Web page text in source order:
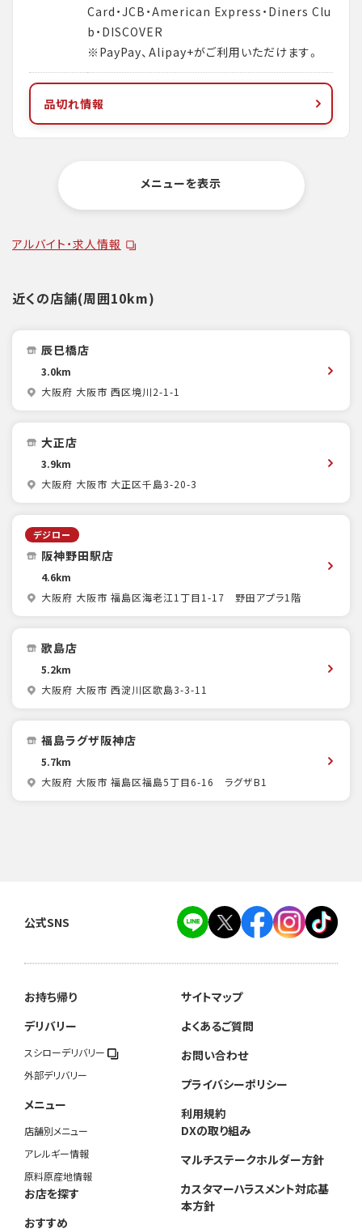
Card・JCB・American Express・Diners Clu
b・DISCOVER
※PayPay、Alipay+がご利用いただけます。
品切れ情報
メニューを表示
アルバイト・求人情報
近くの店舗(周囲10km)
辰巳橋店
3.0km
大阪府 大阪市 西区境川2-1-1
大正店
3.9km
大阪府 大阪市 大正区千島3-20-3
デジロー
阪神野田駅店
4.6km
大阪府 大阪市 福島区海老江1丁目1-17 野田アプラ1階
歌島店
5.2km
大阪府 大阪市 西淀川区歌島3-3-11
福島ラグザ阪神店
5.7km
大阪府 大阪市 福島区福島5丁目6-16 ラグザB1
公式SNS
お持ち帰り
デリバリー
スシローデリバリー
外部デリバリー
メニュー
店舗別メニュー
アレルギー情報
原料原産地情報
お店を探す
おすすめ
サイトマップ
よくあるご質問
お問い合わせ
プライバシーポリシー
利用規約
DXの取り組み
マルチステークホルダー方針
カスタマーハラスメント対応基
本方針